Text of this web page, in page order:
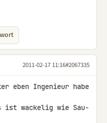
2011-02-17 11:16#2067335
eben Ingenieur habe
ist wackelig wie Sau-